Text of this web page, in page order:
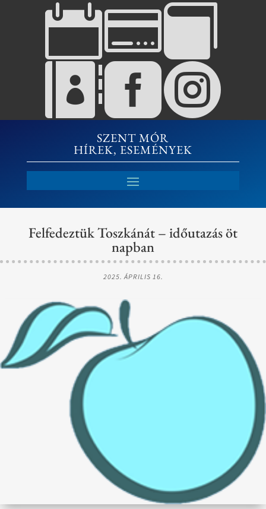


SZENT MÓR
HÍREK, ESEMÉNYEK
Felfedeztük Toszkánát – időutazás öt
napban
2025. ÁPRILIS 16.